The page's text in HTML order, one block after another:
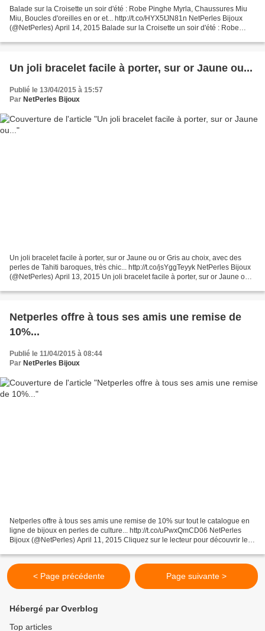
Balade sur la Croisette un soir d'été : Robe Pinghe Myrla, Chaussures Miu
Miu, Boucles d'oreilles en or et... http://t.co/HYX5tJN81n NetPerles Bijoux
(@NetPerles) April 14, 2015 Balade sur la Croisette un soir d'été : Robe
Un joli bracelet facile à porter, sur or Jaune ou...
Publié le 13/04/2015 à 15:57
Par NetPerles Bijoux
Un joli bracelet facile à porter, sur or Jaune ou or Gris au choix, avec des
perles de Tahiti baroques, très chic... http://t.co/jsYggTeyyk NetPerles Bijoux
(@NetPerles) April 13, 2015 Un joli bracelet facile à porter, sur or Jaune ou
Netperles offre à tous ses amis une remise de
10%...
Publié le 11/04/2015 à 08:44
Par NetPerles Bijoux
Netperles offre à tous ses amis une remise de 10% sur tout le catalogue en
ligne de bijoux en perles de culture... http://t.co/uPwxQmCD06 NetPerles
Bijoux (@NetPerles) April 11, 2015 Cliquez sur le lecteur pour découvrir le
< Page précédente Page suivante >
Hébergé par Overblog
Top articles